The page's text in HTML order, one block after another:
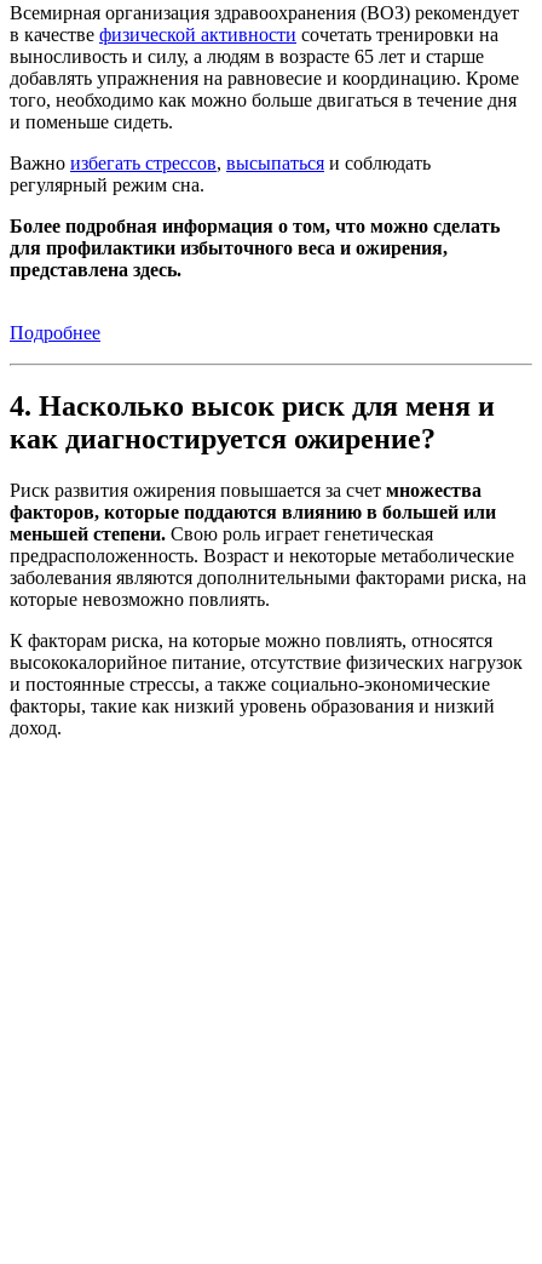
Всемирная организация здравоохранения (ВОЗ) рекомендует
в качестве физической активности сочетать тренировки на
выносливость и силу, а людям в возрасте 65 лет и старше
добавлять упражнения на равновесие и координацию. Кроме
того, необходимо как можно больше двигаться в течение дня
и поменьше сидеть.
Важно избегать стрессов, высыпаться и соблюдать
регулярный режим сна.
Более подробная информация о том, что можно сделать
для профилактики избыточного веса и ожирения,
представлена здесь.
Подробнее
4. Насколько высок риск для меня и
как диагностируется ожирение?
Риск развития ожирения повышается за счет множества
факторов, которые поддаются влиянию в большей или
меньшей степени. Свою роль играет генетическая
предрасположенность. Возраст и некоторые метаболические
заболевания являются дополнительными факторами риска, на
которые невозможно повлиять.
К факторам риска, на которые можно повлиять, относятся
высококалорийное питание, отсутствие физических нагрузок
и постоянные стрессы, а также социально-экономические
факторы, такие как низкий уровень образования и низкий
доход.